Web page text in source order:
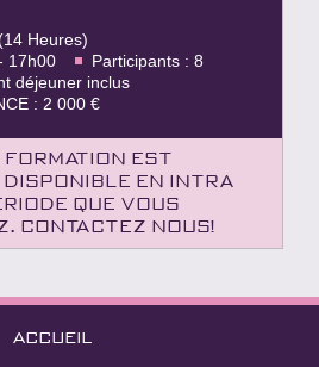
Heures)
17h00
Participants : 8
déjeuner inclus
: 2 000 €
formation est
disponible en intra
que vous
Contactez nous!
ACCUEIL